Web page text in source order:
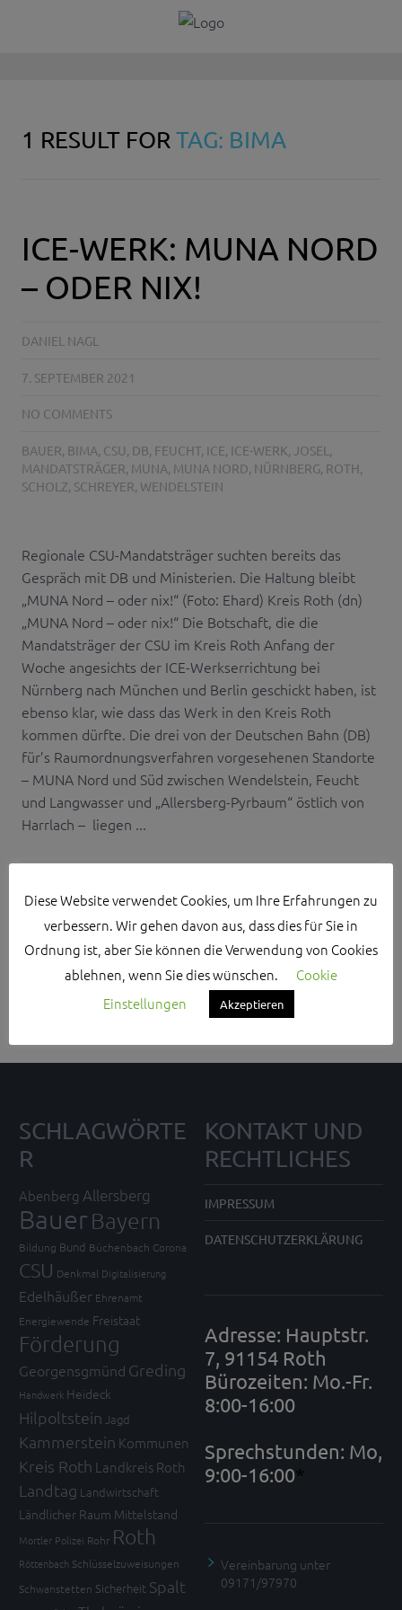
1 RESULT FORTAG: BIMA
ICE-WERK: MUNA NORD
– ODER NIX!
DANIEL NAGL
7. SEPTEMBER 2021
NO COMMENTS
BAUER, BIMA, CSU, DB, FEUCHT, ICE, ICE-WERK, JOSEL ,
MANDATSTRÄGER, MUNA, MUNA NORD, NÜRNBERG, ROTH,
SCHOLZ, SCHREYER, WENDELSTEIN
Regionale CSU-Mandatsträger suchten bereits das
Gespräch mit DB und Ministerien. Die Haltung bleibt
„MUNA Nord – oder nix!“ (Foto: Ehard) Kreis Roth (dn)
„MUNA Nord – oder nix!“ Die Botschaft, die die
Mandatsträger der CSU im Kreis Roth Anfang der
Woche angesichts der ICE-Werkserrichtung bei
Nürnberg nach München und Berlin geschickt haben, ist
ebenso klar, wie dass das Werk in den Kreis Roth
kommen dürfte. Die drei von der Deutschen Bahn (DB)
für’s Raumordnungsverfahren vorgesehenen Standorte
– MUNA Nord und Süd zwischen Wendelstein, Feucht
und Langwasser und „Allersberg-Pyrbaum“ östlich von
Harrlach – liegen ...
Search Sidebar Widget Area
Please login and add some widgets to this widget area.
SCHLAGWÖRTE
R
Abenberg Allersberg
Bauer Bayern
Bildung Bund Büchenbach Corona
CSU Denkmal Digitalisierung
Edelhäußer Ehrenamt
Energiewende Freistaat
Förderung
Georgensgmünd Greding
Handwerk Heideck
Hilpoltstein Jagd
Kammerstein Kommunen
Kreis Roth Landkreis Roth
Landtag Landwirtschaft
Ländlicher Raum Mittelstand
Mortler Polizei Rohr Roth
Röttenbach Schlüsselzuweisungen
Schwanstetten Sicherheit Spalt
KONTAKT UND
RECHTLICHES
IMPRESSUM
DATENSCHUTZERKLÄRUNG
Adresse: Hauptstr.
7, 91154 Roth
Bürozeiten: Mo.-Fr.
8:00-16:00
Sprechstunden: Mo,
9:00-16:00*
Vereinbarung unter
09171/97970
Diese Website verwendet Cookies, um Ihre Erfahrungen zu
verbessern. Wir gehen davon aus, dass dies für Sie in
Ordnung ist, aber Sie können die Verwendung von Cookies
ablehnen, wenn Sie dies wünschen.
Cookie
Einstellungen
Akzeptieren